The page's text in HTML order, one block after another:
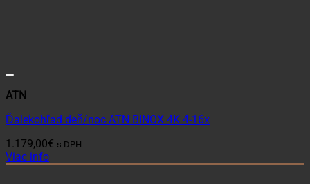
ATN
Ďalekohľad deň/noc ATN BINOX 4K 4-16x
1.179,00€ s DPH
Viac info